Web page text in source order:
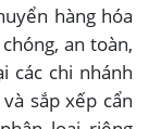
hàng hóa
an toàn,
các chi nhánh
sắp xếp cẩn